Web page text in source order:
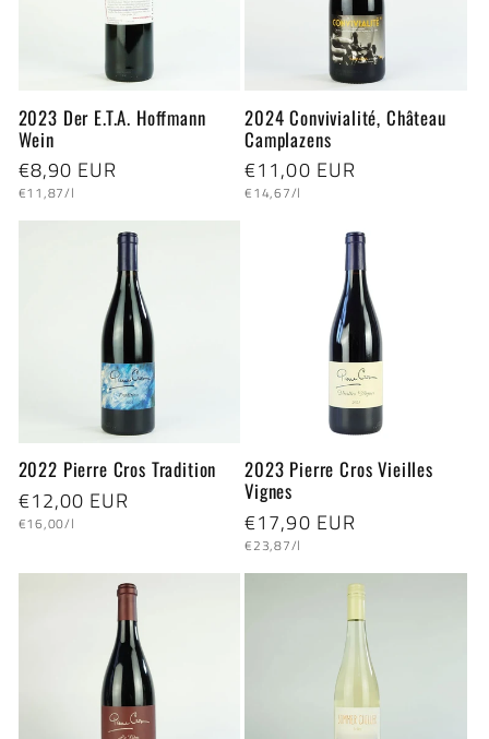
2023 Der E.T.A. Hoffmann
Wein
Normaler
Preis
€8,90 EUR
Grundpreis
€11,87/l
2024 Convivialité, Château
Camplazens
Normaler
Preis
€11,00 EUR
Grundpreis
€14,67/l
2022 Pierre Cros Tradition
Normaler
Preis
€12,00 EUR
Grundpreis
€16,00/l
2023 Pierre Cros Vieilles
Vignes
Normaler
Preis
€17,90 EUR
Grundpreis
€23,87/l